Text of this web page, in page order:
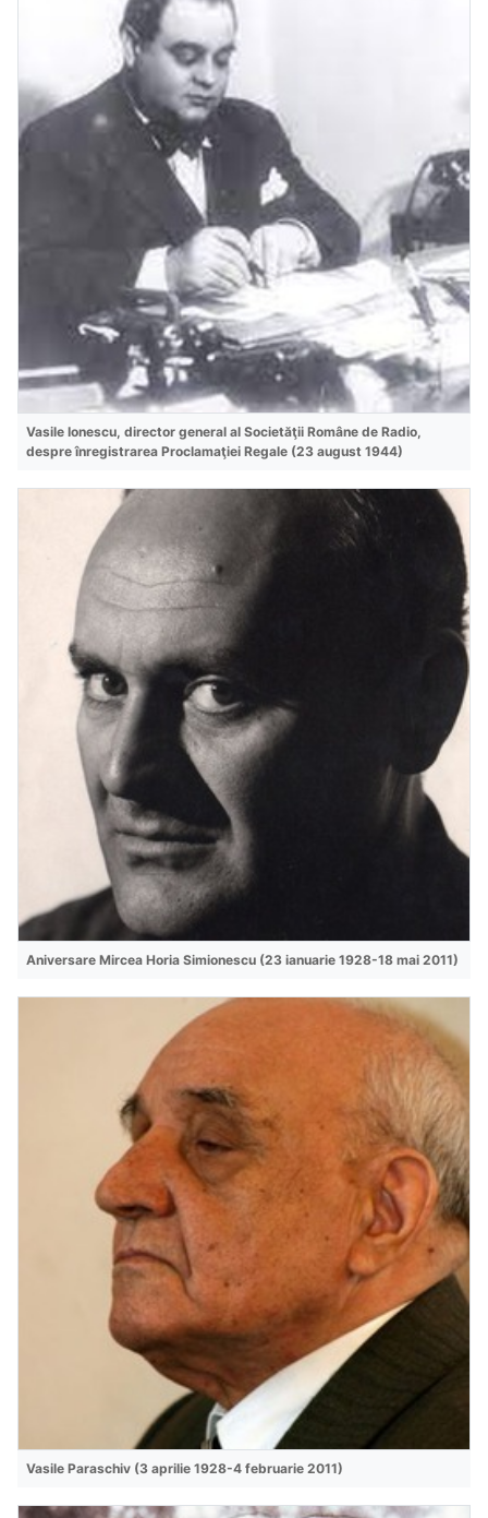
Vasile Ionescu, director general al Societăţii Române de Radio,
despre înregistrarea Proclamaţiei Regale (23 august 1944)
Aniversare Mircea Horia Simionescu (23 ianuarie 1928-18 mai 2011)
Vasile Paraschiv (3 aprilie 1928-4 februarie 2011)